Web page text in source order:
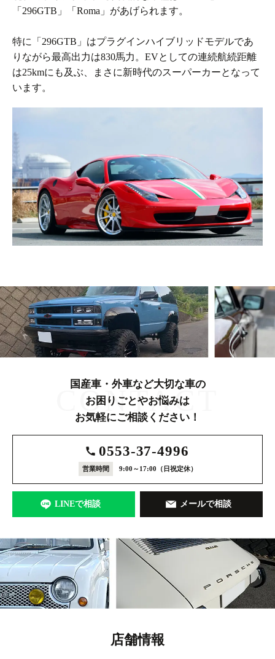
「296GTB」「Roma」があげられます。
特に「296GTB」はプラグインハイブリッドモデルであ
りながら最高出力は830馬力。EVとしての連続航続距離
は25kmにも及ぶ、まさに新時代のスーパーカーとなって
います。
CONTACT
国産車・外車など大切な車の
お困りごとやお悩みは
お気軽にご相談ください！
0553-37-4996
営業時間 9:00～17:00 （日祝定休）
LINEで相談 メールで相談
店舗情報